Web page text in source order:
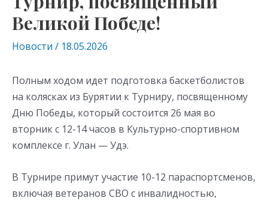
Великой Победе!
Новости / 18.05.2026
Полным ходом идет подготовка баскетболистов
на колясках из Бурятии к Турниру, посвященному
Дню Победы, который состоится 26 мая во
вторник с 12-14 часов в Культурно-спортивном
комплексе г. Улан — Удэ.
В Турнире примут участие 10-12 параспортсменов,
включая ветеранов СВО с инвалидностью,